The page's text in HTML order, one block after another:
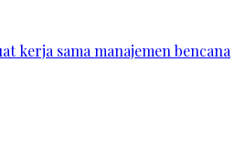
kerja sama manajemen bencana